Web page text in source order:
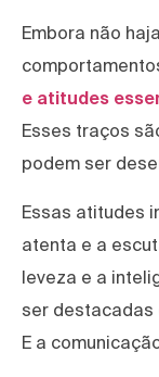
Embora não
e atitudes
Esses traços
podem ser
Essas atitudes
atenta e a
leveza e a
ser destacadas
E a